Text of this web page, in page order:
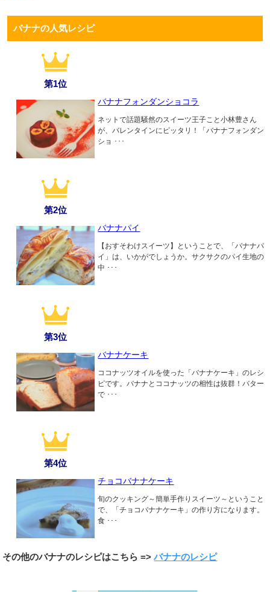
バナナの人気レシピ
第1位
バナナフォンダンショコラ
ネットで話題騒然のスイーツ王子こと小林豊さん
が、バレンタインにピッタリ！「バナナフォンダン
ショ ･･･
第2位
バナナパイ
【おすそわけスイーツ】ということで、「バナナパ
イ」は、いかがでしょうか。サクサクのパイ生地の
中 ･･･
第3位
バナナケーキ
ココナッツオイルを使った「バナナケーキ」のレシ
ピです。バナナとココナッツの相性は抜群！バター
で ･･･
第4位
チョコバナナケーキ
旬のクッキング～簡単手作りスイーツ～ということ
で、「チョコバナナケーキ」の作り方になります。
食 ･･･
その他のバナナのレシピはこちら =>バナナのレシピ